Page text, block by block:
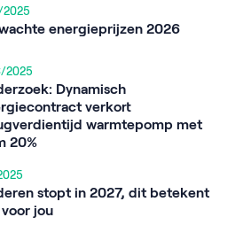
2025
energieprijzen 2026
2025
Dynamisch
verkort
warmtepomp met
20%
stopt in 2027, dit betekent
jou